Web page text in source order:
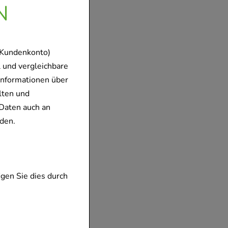
vergleichbare
über
und
auch an
Sie dies durch